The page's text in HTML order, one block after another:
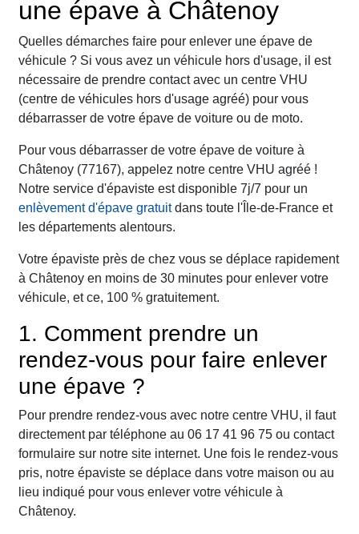
une épave à Châtenoy
Quelles démarches faire pour enlever une épave de
véhicule ? Si vous avez un véhicule hors d'usage, il est
nécessaire de prendre contact avec un centre VHU
(centre de véhicules hors d'usage agréé) pour vous
débarrasser de votre épave de voiture ou de moto.
Pour vous débarrasser de votre épave de voiture à
Châtenoy (77167), appelez notre centre VHU agréé !
Notre service d'épaviste est disponible 7j/7 pour un
enlèvement d'épave gratuitdans toute l'Île-de-France et
les départements alentours.
Votre épaviste près de chez vous se déplace rapidement
à Châtenoy en moins de 30 minutes pour enlever votre
véhicule, et ce, 100 % gratuitement.
1. Comment prendre un
rendez-vous pour faire enlever
une épave ?
Pour prendre rendez-vous avec notre centre VHU, il faut
directement par téléphone au 06 17 41 96 75 ou contact
formulaire sur notre site internet. Une fois le rendez-vous
pris, notre épaviste se déplace dans votre maison ou au
lieu indiqué pour vous enlever votre véhicule à
Châtenoy.